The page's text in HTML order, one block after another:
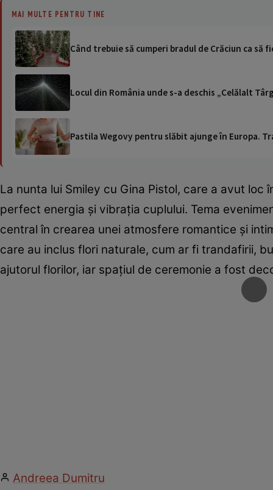
MAI MULTE PENTRU TINE
Când trebuie să cumperi bradul de Crăciun ca
Locul din România unde s-a deschis „Celălalt
Pastila Wegovy pentru slăbit ajunge în Europa.
La nunta lui Smiley cu Gina Pistol, care a avut
perfect energia și vibrația cuplului. Tema
central în crearea unei atmosfere romantice și
care au inclus flori naturale, cum ar fi trandafirii,
ajutorul florilor, iar spațiul de ceremonie a fost
Andreea Dumitru